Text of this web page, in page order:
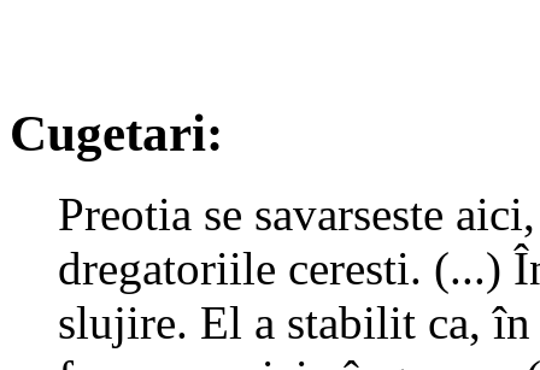
Cugetari:
Preotia se savarseste
dregatoriile ceresti. (...)
slujire. El a stabilit ca,